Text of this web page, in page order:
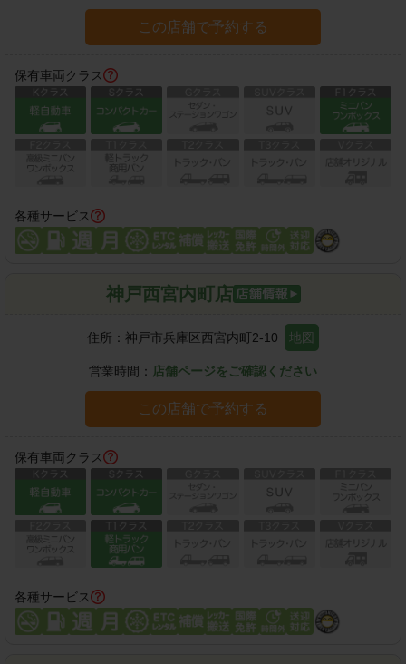
この店舗で予約する
保有車両クラス
各種サービス
神戸西宮内町店
住所： 神戸市兵庫区西宮内町2-10 地図
営業時間： 店舗ページをご確認ください
この店舗で予約する
保有車両クラス
各種サービス